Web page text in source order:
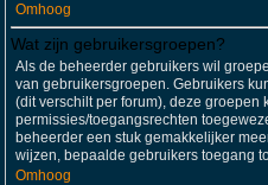
Omhoog
Wat zijn gebruikersgroepen?
Als de beheerder gebruikers wil
van gebruikersgroepen. Gebruikers
(dit verschilt per forum), deze groepen
permissies/toegangsrechten
beheerder een stuk gemakkelijker
wijzen, bepaalde gebruikers toegang
Omhoog